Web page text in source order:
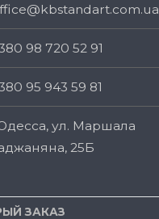
98 720 52 91
95 943 59 81
ул. Маршала
25Б
ЗАКАЗ